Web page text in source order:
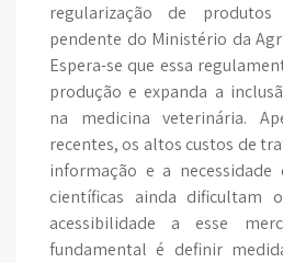
regularização de
pendente do Ministério da
Espera-se que essa
produção e expanda a
na medicina veterinária.
recentes, os altos custos de
informação e a necessidade
científicas ainda dificultam
acessibilidade a esse
fundamental é definir